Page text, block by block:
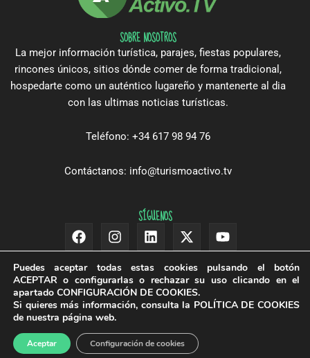
SOBRE NOSOTROS
La mejor información turística, parajes, fiestas populares,
rincones únicos, sitios dónde comer de forma tradicional,
hospedarte como un auténtico lugareño y mantenerte al dia
con las ultimas noticias turísticas.
Teléfono: +34 617 98 94 76
Contáctanos: info@turismoactivo.tv
SÍGUENOS
FacebookInstagramLinkedin
X-
twitter
Youtube
© Turismo Activo 2026
Puedes aceptar todas estas cookies pulsando el botón
ACEPTAR o configurarlas o rechazar su uso clicando en el
apartado CONFIGURACIÓN DE COOKIES.
Si quieres más información, consulta la POLÍTICA DE COOKIES
de nuestra página web.
Aceptar Configuración de cookies